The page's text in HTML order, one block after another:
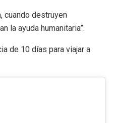
cuando destruyen
la ayuda humanitaria”.
de 10 días para viajar a